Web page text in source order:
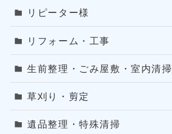
リピーター様
リフォーム・工事
生前整理・ごみ屋敷・室内清掃
草刈り・剪定
遺品整理・特殊清掃